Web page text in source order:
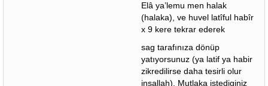
Elâ ya’lemu men halak
(halaka), ve huvel latîful habîr
x 9 kere tekrar ederek
sag tarafınıza dönüp
yatıyorsunuz (ya latif ya habir
zikredilirse daha tesirli olur
inşallah). Mutlaka istediginiz